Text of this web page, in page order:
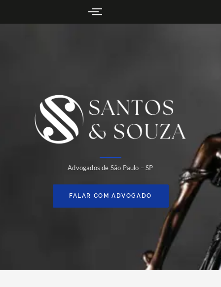
Advogados de São Paulo – SP
FALAR COM ADVOGADO